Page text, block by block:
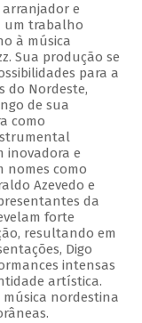
arranjador e
um trabalho
à música
Sua produção se
para a
do Nordeste,
de sua
como
inovadora e
nomes como
Azevedo e
da
forte
resultando em
Digo
intensas
artística.
nordestina